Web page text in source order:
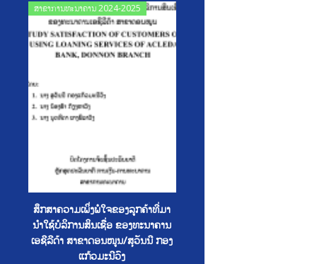
ສາຂາການທະນາຄານ 2024-2025
ສຶກສາຄວາມເພິ່ງພໍໃຈຂອງລູກຄ້າທີ່ມາ
ນໍາໃຊ້ບໍລິການສິນເຊື່ອ ຂອງທະນາຄານ
ເອຊີລີດ້າ ສາຂາດອນໜູນ/ສຸວັນນີ ກອງ
ແກ້ວມະນີວົງ
Posted
on